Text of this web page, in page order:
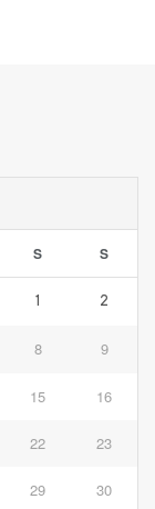
S S
1 2
8 9
15 16
22 23
29 30